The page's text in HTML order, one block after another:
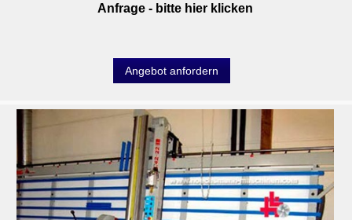
Anfrage - bitte hier klicken
Angebot anfordern